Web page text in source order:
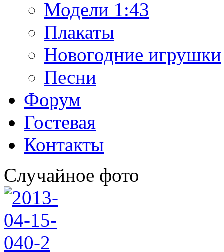
Модели 1:43
Плакаты
Новогодние игрушки
Песни
Форум
Гостевая
Контакты
Случайное фото